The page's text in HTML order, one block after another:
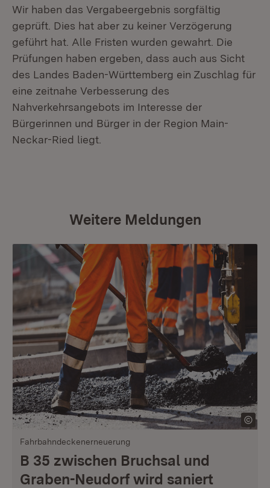
Wir haben das Vergabeergebnis sorgfältig
geprüft. Dies hat aber zu keiner Verzögerung
geführt hat. Alle Fristen wurden gewahrt. Die
Prüfungen haben ergeben, dass auch aus Sicht
des Landes Baden-Württemberg ein Zuschlag für
eine zeitnahe Verbesserung des
Nahverkehrsangebots im Interesse der
Bürgerinnen und Bürger in der Region Main-
Neckar-Ried liegt.
Weitere Meldungen
Fahrbahndeckenerneuerung
B 35 zwischen Bruchsal und
Graben-Neudorf wird saniert